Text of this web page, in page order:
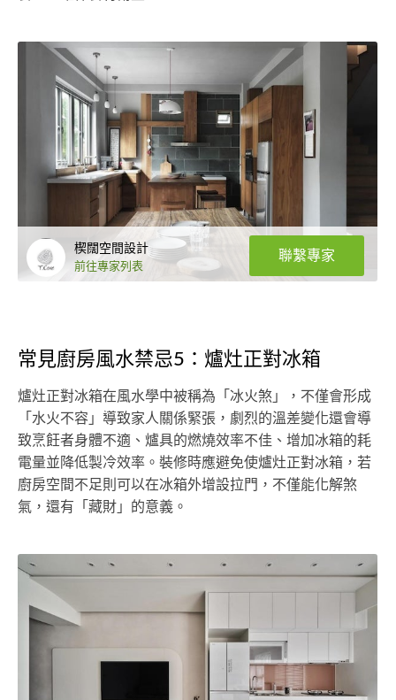
楔闊空間設計
前往專家列表
聯繫專家
常見廚房風水禁忌5：爐灶正對冰箱
爐灶正對冰箱在風水學中被稱為「冰火煞」，不僅會形成
「水火不容」導致家人關係緊張，劇烈的溫差變化還會導
致烹飪者身體不適、爐具的燃燒效率不佳、增加冰箱的耗
電量並降低製冷效率。裝修時應避免使爐灶正對冰箱，若
廚房空間不足則可以在冰箱外增設拉門，不僅能化解煞
氣，還有「藏財」的意義。